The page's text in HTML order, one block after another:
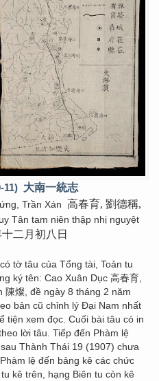
11) 大南一統志
Trần Xán 高春育, 劉德稱,
Tân tam niên thập nhị nguyệt
二月初八日
tờ tâu của Tổng tài, Toản tu
ký tên: Cao Xuân Dục 高春育,
燦, đề ngày 8 tháng 2 năm
bản cũ chỉnh lý Đại Nam nhất
tiện xem đọc. Cuối bài tâu có in
lời tâu. Tiếp đến Phàm lệ
Thành Thái 19 (1907) chưa
lệ đến bảng kê các chức
kê trên, hạng Biên tu còn kê